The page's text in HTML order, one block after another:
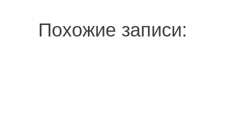
Похожие записи: